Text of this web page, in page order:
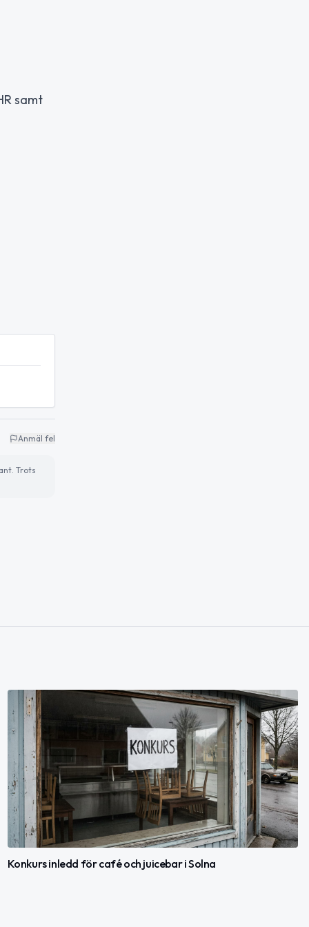
samt
Anmäl fel
Trots
Konkurs inledd för café och juicebar i Solna